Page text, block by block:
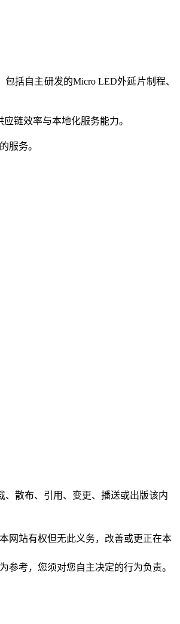
括自主研发的Micro LED外延片制程、
链效率与本地化服务能力。
服务。
、散布、引用、变更、播送或出版该内
网站有权但无此义务，改善或更正在本
参考，您须对您自主决定的行为负责。